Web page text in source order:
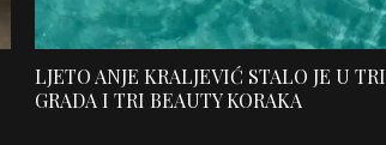
LJETO ANJE KRALJEVIĆ STALO JE U TRI
GRADA I TRI BEAUTY KORAKA